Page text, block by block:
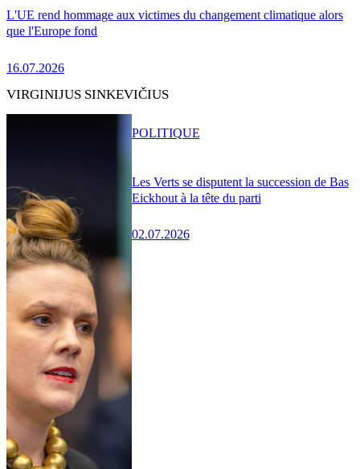
L'UE rend hommage aux victimes du changement climatique alors
que l'Europe fond
16.07.2026
VIRGINIJUS SINKEVIČIUS
Les Verts se disputent la succession de Bas
Eickhout à la tête du parti
02.07.2026
POLITIQUE